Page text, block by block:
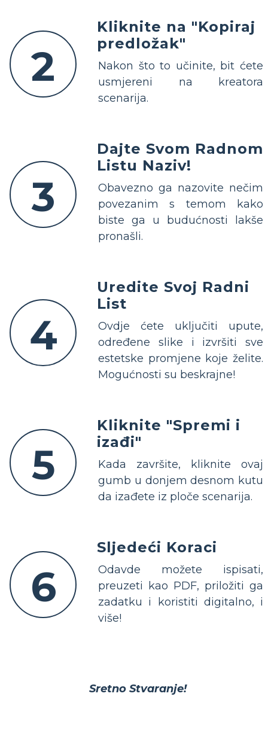
2
Kliknite na "Kopiraj
predložak"
Nakon što to učinite, bit ćete
usmjereni na kreatora
scenarija.
3
Dajte Svom Radnom
Listu Naziv!
Obavezno ga nazovite nečim
povezanim s temom kako
biste ga u budućnosti lakše
pronašli.
4
Uredite Svoj Radni
List
Ovdje ćete uključiti upute,
određene slike i izvršiti sve
estetske promjene koje želite.
Mogućnosti su beskrajne!
5
Kliknite "Spremi i
izađi"
Kada završite, kliknite ovaj
gumb u donjem desnom kutu
da izađete iz ploče scenarija.
6
Sljedeći Koraci
Odavde možete ispisati,
preuzeti kao PDF, priložiti ga
zadatku i koristiti digitalno, i
više!
Sretno Stvaranje!